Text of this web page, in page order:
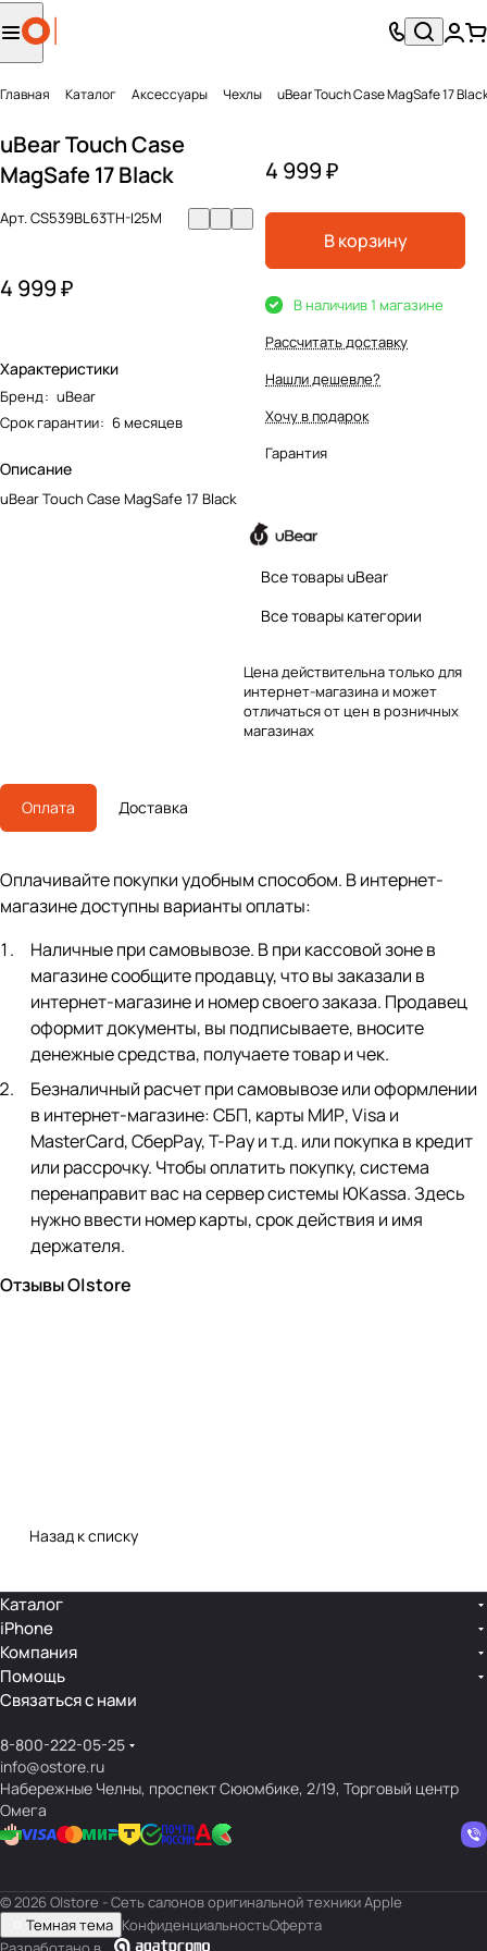
Главная Каталог Аксесcуары Чехлы uBear Touch Case MagSafe 17
uBear Touch Case
MagSafe 17 Black
Арт.CS539BL63TH-I25M
4 999 ₽
Характеристики
Бренд: uBear
Срок гарантии: 6 месяцев
Описание
uBear Touch Case MagSafe 17 Black
4 999 ₽
В корзину
В наличиив 1 магазине
Рассчитать доставку
Нашли дешевле?
Хочу в подарок
Гарантия
Все товары uBear
Все товары категории
Цена действительна только для
интернет-магазина и может
отличаться от цен в розничных
магазинах
Оплата Доставка
Оплачивайте покупки удобным способом. В интернет-
магазине доступны варианты оплаты:
Наличные при самовывозе. В при кассовой зоне в
магазине сообщите продавцу, что вы заказали в
интернет-магазине и номер своего заказа. Продавец
оформит документы, вы подписываете, вносите
денежные средства, получаете товар и чек.
Безналичный расчет при самовывозе или оформлении
в интернет-магазине: СБП, карты МИР, Visa и
MasterCard, СберPay, Т-Pay и т.д. или покупка в кредит
или рассрочку. Чтобы оплатить покупку, система
перенаправит вас на сервер системы ЮKassa. Здесь
нужно ввести номер карты, срок действия и имя
держателя.
Отзывы O|store
Назад к списку
Каталог
iPhone
Компания
Помощь
Связаться с нами
8-800-222-05-25
info@ostore.ru
Набережные Челны, проспект Сююмбике, 2/19, Торговый центр
Омега
© 2026 O|store - Сеть салонов оригинальной техники Apple
Темная тема КонфиденциальностьОферта